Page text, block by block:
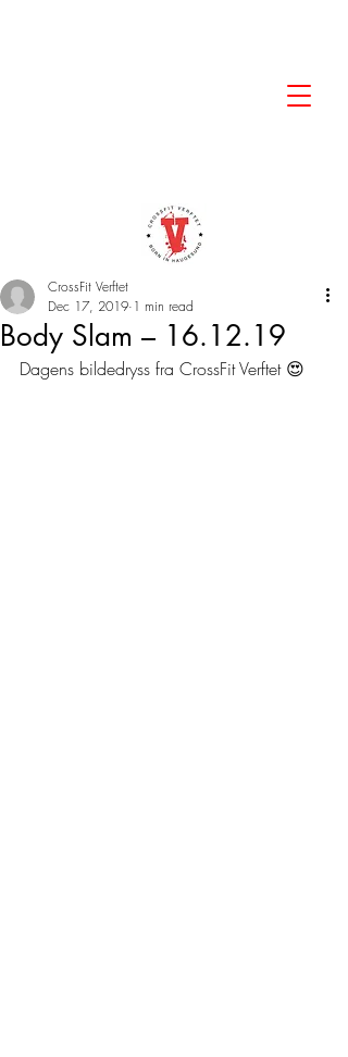
Body Slam – 16.12.19
CrossFit Verftet
Dec 17, 2019 1 min read
Dagens bildedryss fra CrossFit Verftet 😍